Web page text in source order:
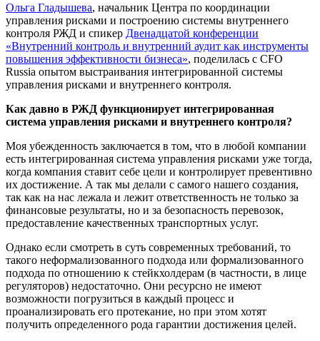
Ольга Гладышева, начальник Центра по координации
управления рисками и построению системы внутреннего
контроля РЖД и спикер Двенадцатой конференции
«Внутренний контроль и внутренний аудит как инструменты
повышения эффективности бизнеса», поделилась с CFO
Russia опытом выстраивания интегрированной системы
управления рисками и внутреннего контроля.
Как давно в РЖД функционирует интегрированная
система управления рисками и внутреннего контроля?
Моя убежденность заключается в том, что в любой компании
есть интегрированная система управления рисками уже тогда,
когда компания ставит себе цели и контролирует превентивно
их достижение. А так мы делали с самого нашего создания,
так как на нас лежала и лежит ответственность не только за
финансовые результаты, но и за безопасность перевозок,
предоставление качественных транспортных услуг.
Однако если смотреть в суть современных требований, то
такого неформализованного подхода или формализованного
подхода по отношению к стейкхолдерам (в частности, в лице
регуляторов) недостаточно. Они ресурсно не имеют
возможности погрузиться в каждый процесс и
проанализировать его протекание, но при этом хотят
получить определенного рода гарантии достижения целей.